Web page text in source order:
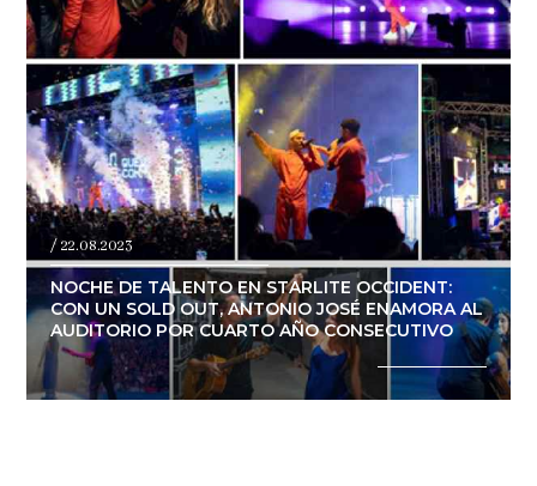
/ 22.08.2023
NOCHE DE TALENTO EN STARLITE OCCIDENT:
CON UN SOLD OUT, ANTONIO JOSÉ ENAMORA AL
AUDITORIO POR CUARTO AÑO CONSECUTIVO